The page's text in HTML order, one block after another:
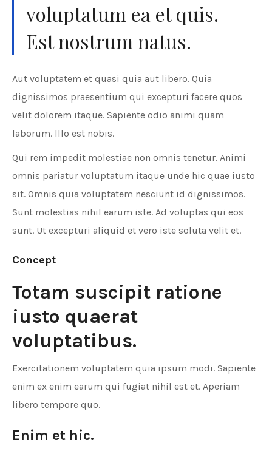
voluptatum ea et quis.
Est nostrum natus.
Aut voluptatem et quasi quia aut libero. Quia
dignissimos praesentium qui excepturi facere quos
velit dolorem itaque. Sapiente odio animi quam
laborum. Illo est nobis.
Qui rem impedit molestiae non omnis tenetur. Animi
omnis pariatur voluptatum itaque unde hic quae iusto
sit. Omnis quia voluptatem nesciunt id dignissimos.
Sunt molestias nihil earum iste. Ad voluptas qui eos
sunt. Ut excepturi aliquid et vero iste soluta velit et.
Concept
Totam suscipit ratione
iusto quaerat
voluptatibus.
Exercitationem voluptatem quia ipsum modi. Sapiente
enim ex enim earum qui fugiat nihil est et. Aperiam
libero tempore quo.
Enim et hic.